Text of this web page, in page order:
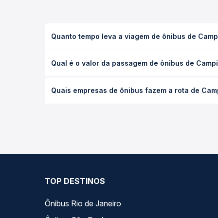
Quanto tempo leva a viagem de ônibus de
(convencional, executivo ou leito) e as condições
Qual é o valor da passagem de ônibus de
empresa, o tipo de poltrona e a antecedência da
Quais empresas de ônibus fazem a rota de
TOP DESTINOS
Ônibus Rio de Janeiro